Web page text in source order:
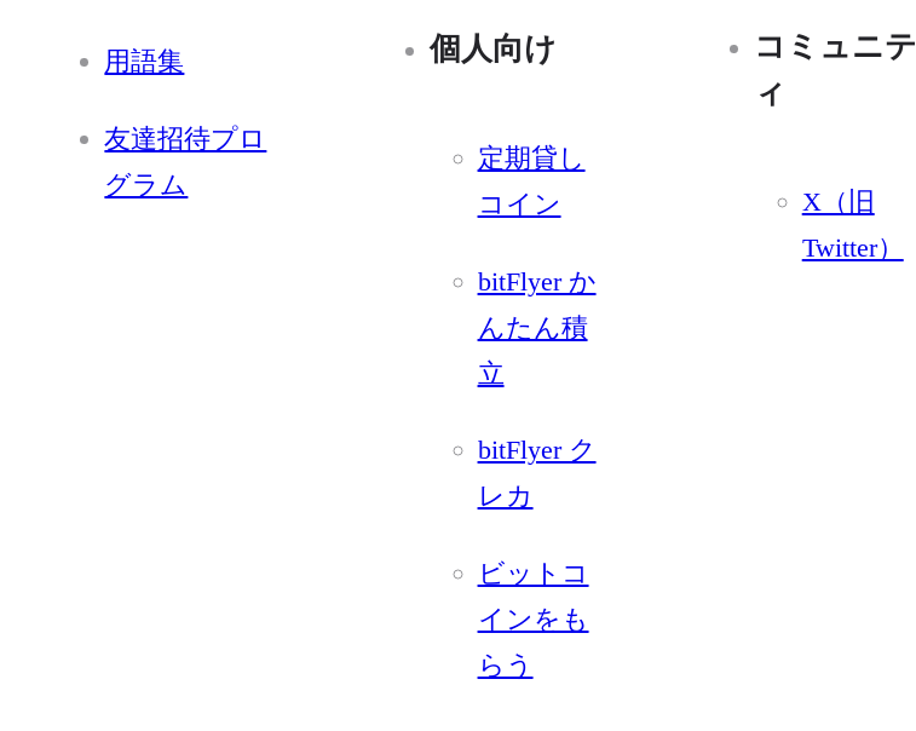
用語集
友達招待プロ
グラム
個人向け
定期貸し
コイン
bitFlyer か
んたん積
立
bitFlyer ク
レカ
ビットコ
インをも
らう
コミュニテ
ィ
X（旧
Twitter）